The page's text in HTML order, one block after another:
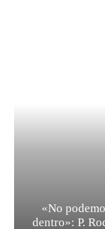
«No
dentro»: P.